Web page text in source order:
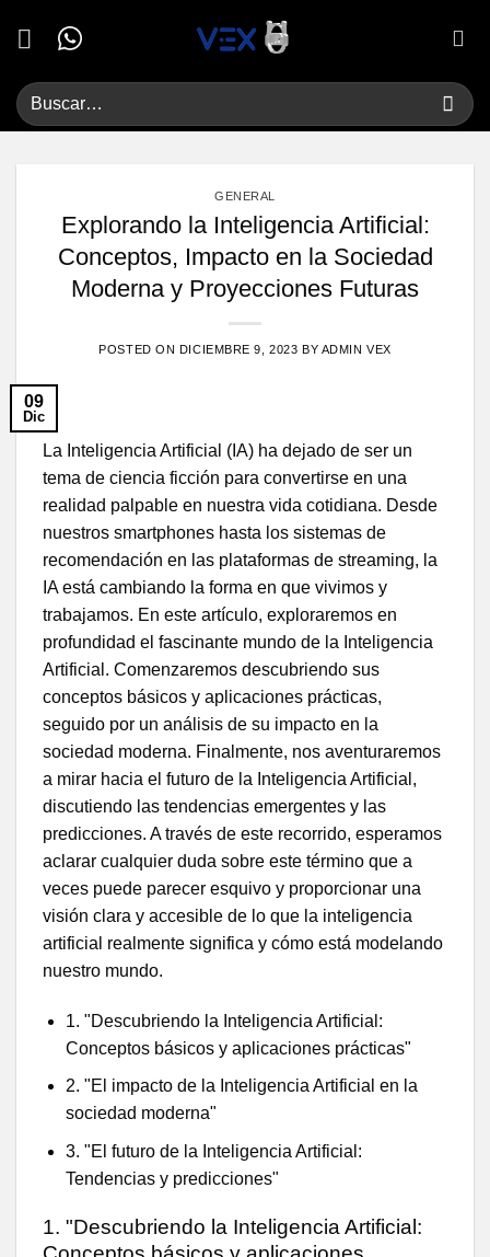
GENERAL
Explorando la Inteligencia Artificial:
Conceptos, Impacto en la Sociedad
Moderna y Proyecciones Futuras
POSTED ON DICIEMBRE 9, 2023 BY ADMIN VEX
09
Dic
La Inteligencia Artificial (IA) ha dejado de ser un
tema de ciencia ficción para convertirse en una
realidad palpable en nuestra vida cotidiana. Desde
nuestros smartphones hasta los sistemas de
recomendación en las plataformas de streaming, la
IA está cambiando la forma en que vivimos y
trabajamos. En este artículo, exploraremos en
profundidad el fascinante mundo de la Inteligencia
Artificial. Comenzaremos descubriendo sus
conceptos básicos y aplicaciones prácticas,
seguido por un análisis de su impacto en la
sociedad moderna. Finalmente, nos aventuraremos
a mirar hacia el futuro de la Inteligencia Artificial,
discutiendo las tendencias emergentes y las
predicciones. A través de este recorrido, esperamos
aclarar cualquier duda sobre este término que a
veces puede parecer esquivo y proporcionar una
visión clara y accesible de lo que la inteligencia
artificial realmente significa y cómo está modelando
nuestro mundo.
1. "Descubriendo la Inteligencia Artificial:
Conceptos básicos y aplicaciones prácticas"
2. "El impacto de la Inteligencia Artificial en la
sociedad moderna"
3. "El futuro de la Inteligencia Artificial:
Tendencias y predicciones"
1. "Descubriendo la Inteligencia Artificial: